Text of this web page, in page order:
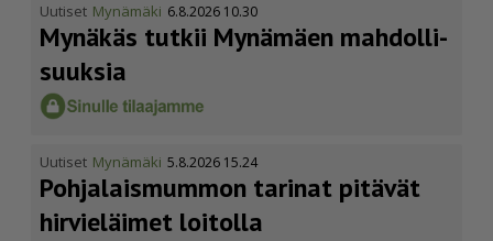
Uutiset Mynämäki 6.8.2026 10.30
Mynäkäs tutkii Mynämäen mahdol­li­
suuksia
Uutiset Mynämäki 5.8.2026 15.24
Pohja­lais­mummon tarinat pitävät
hirvieläimet loitolla